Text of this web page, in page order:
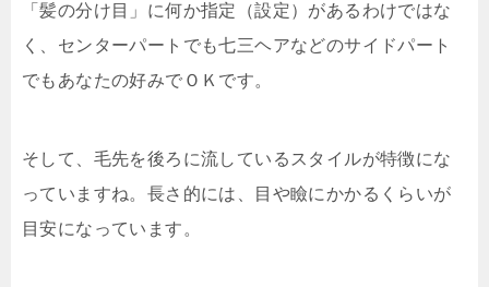
「髪の分け目」に何か指定（設定）があるわけではな
く、センターパートでも七三ヘアなどのサイドパート
でもあなたの好みでＯＫです。
そして、毛先を後ろに流しているスタイルが特徴にな
っていますね。長さ的には、目や瞼にかかるくらいが
目安になっています。